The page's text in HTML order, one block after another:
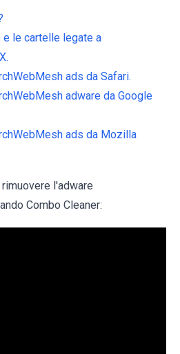
e le cartelle legate a
ads da Safari.
adware da Google
ads da Mozilla
l'adware
Combo Cleaner: